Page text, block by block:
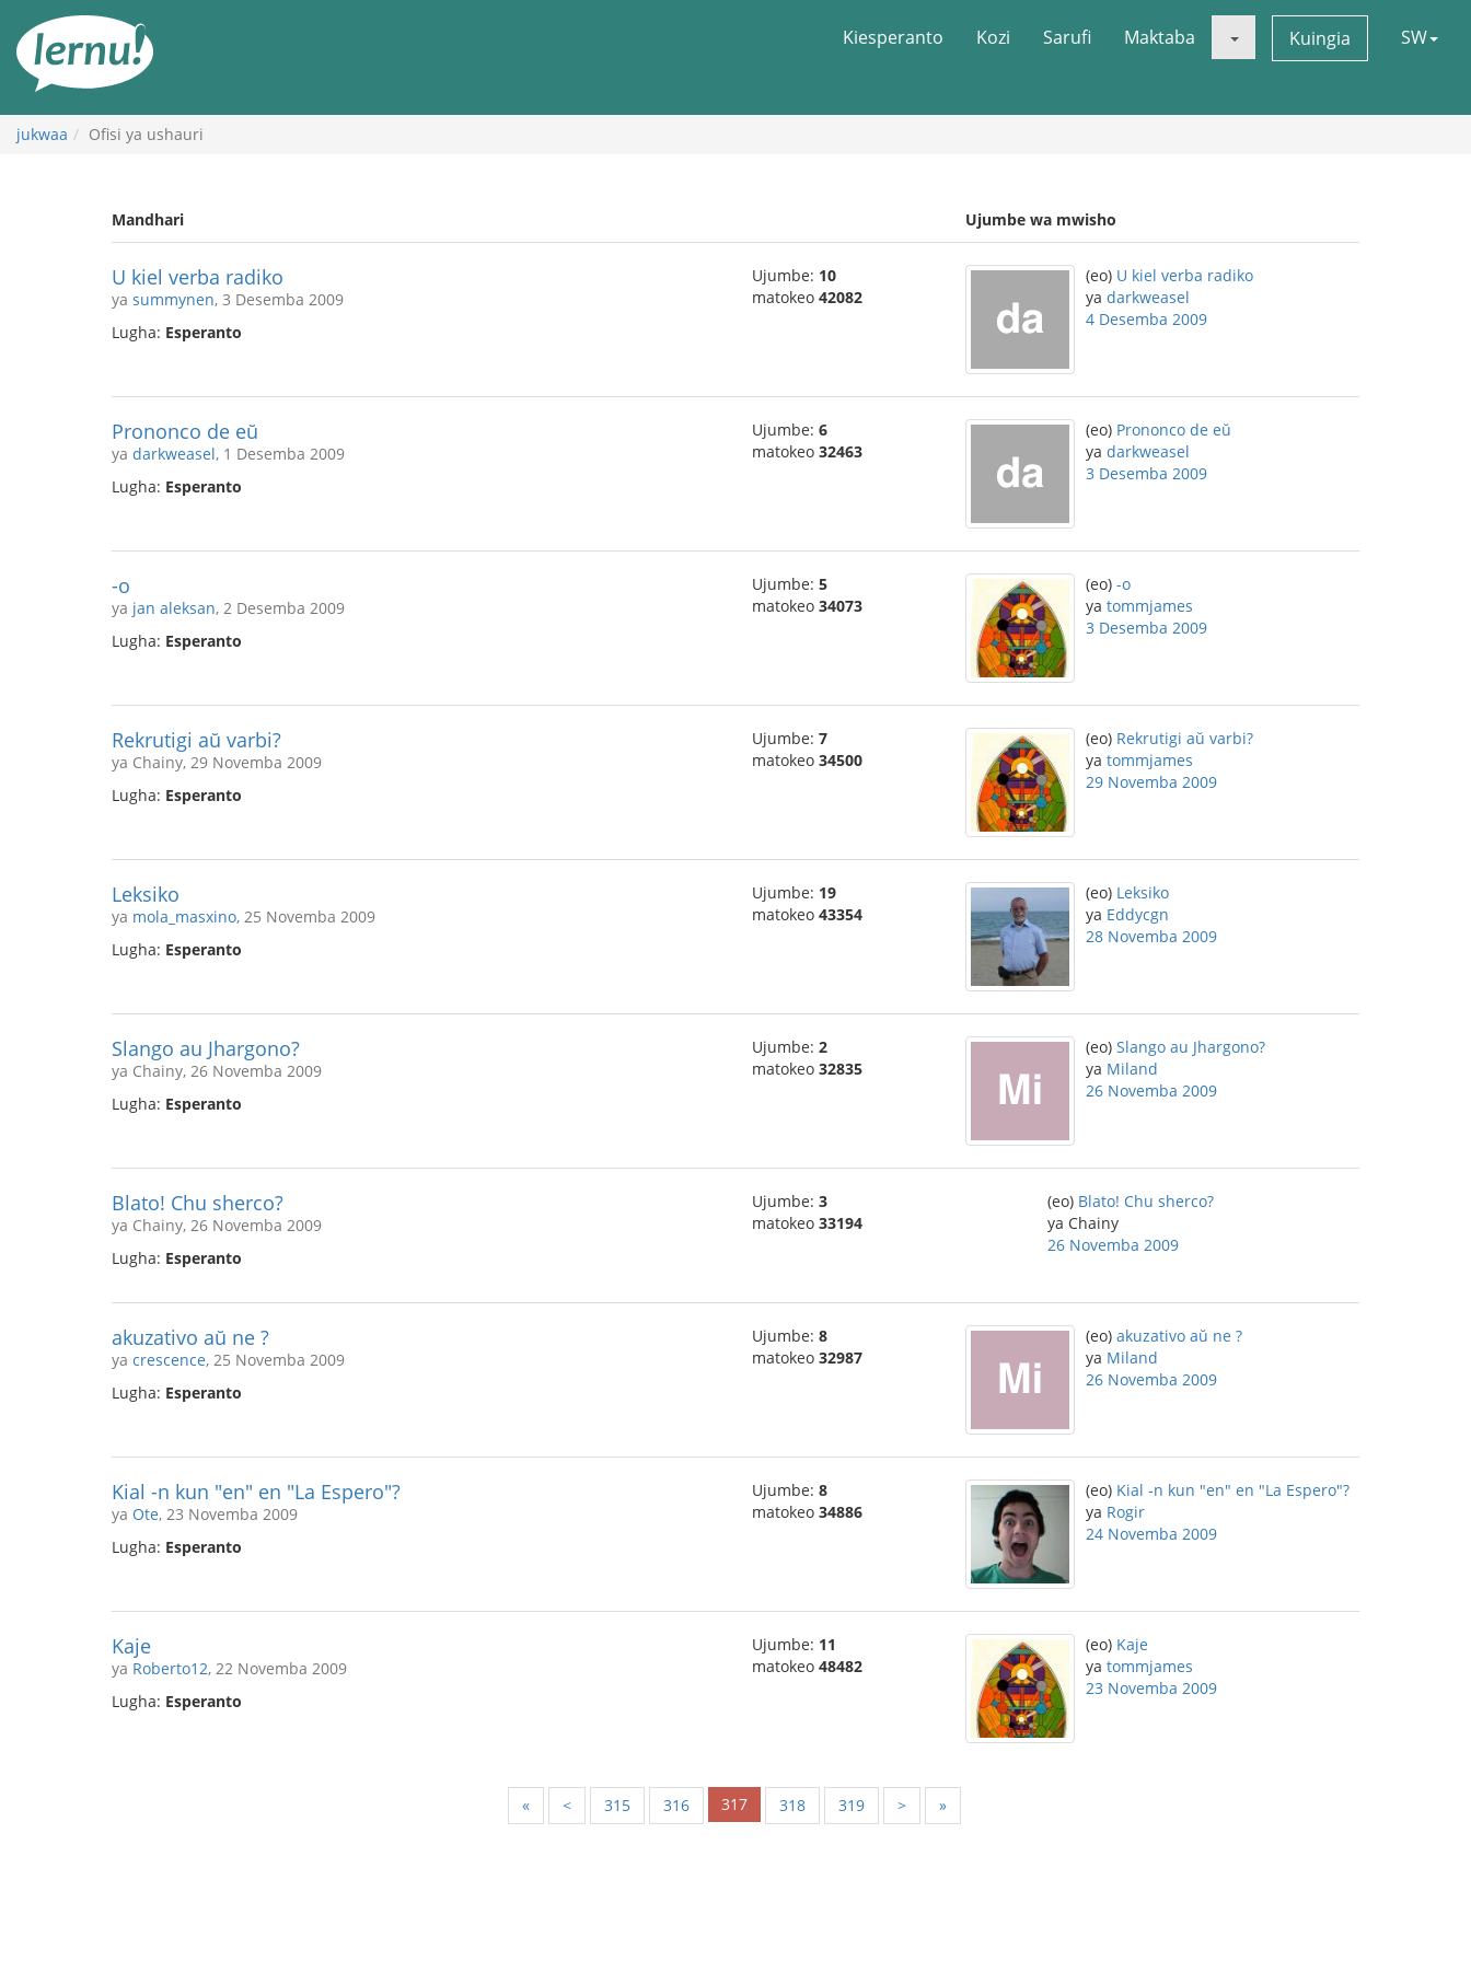
maudhui
Kiesperanto Kozi Sarufi Maktaba Kuingia SW
jukwaa Ofisi ya ushauri
Mandhari Ujumbe wa mwisho
U kiel verba radiko
ya summynen, 3 Desemba 2009
Lugha: Esperanto
Ujumbe: 10
matokeo 42082
(eo) U kiel verba radiko
ya darkweasel
4 Desemba 2009
Prononco de eŭ
ya darkweasel, 1 Desemba 2009
Lugha: Esperanto
Ujumbe: 6
matokeo 32463
(eo) Prononco de eŭ
ya darkweasel
3 Desemba 2009
-o
ya jan aleksan, 2 Desemba 2009
Lugha: Esperanto
Ujumbe: 5
matokeo 34073
(eo) -o
ya tommjames
3 Desemba 2009
Rekrutigi aŭ varbi?
ya Chainy, 29 Novemba 2009
Lugha: Esperanto
Ujumbe: 7
matokeo 34500
(eo) Rekrutigi aŭ varbi?
ya tommjames
29 Novemba 2009
Leksiko
ya mola_masxino, 25 Novemba 2009
Lugha: Esperanto
Ujumbe: 19
matokeo 43354
(eo) Leksiko
ya Eddycgn
28 Novemba 2009
Slango au Jhargono?
ya Chainy, 26 Novemba 2009
Lugha: Esperanto
Ujumbe: 2
matokeo 32835
(eo) Slango au Jhargono?
ya Miland
26 Novemba 2009
Blato! Chu sherco?
ya Chainy, 26 Novemba 2009
Lugha: Esperanto
Ujumbe: 3
matokeo 33194
(eo) Blato! Chu sherco?
ya Chainy
26 Novemba 2009
akuzativo aŭ ne ?
ya crescence, 25 Novemba 2009
Lugha: Esperanto
Ujumbe: 8
matokeo 32987
(eo) akuzativo aŭ ne ?
ya Miland
26 Novemba 2009
Kial -n kun "en" en "La Espero"?
ya Ote, 23 Novemba 2009
Lugha: Esperanto
Ujumbe: 8
matokeo 34886
(eo) Kial -n kun "en" en "La Espero"?
ya Rogir
24 Novemba 2009
Kaje
ya Roberto12, 22 Novemba 2009
Lugha: Esperanto
Ujumbe: 11
matokeo 48482
(eo) Kaje
ya tommjames
23 Novemba 2009
« < 315 316 317 318 319 > »